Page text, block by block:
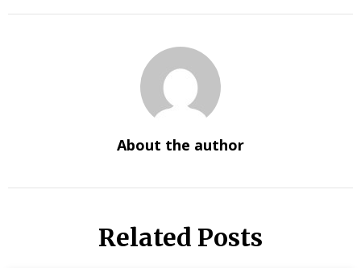
About the author
Related Posts